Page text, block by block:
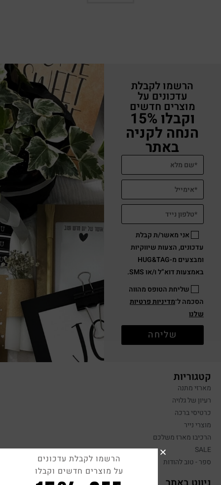
הרשמו לקבלת
עדכונים על
מוצרים חדשים
וקבלו 15%
הנחה לקניה
באתר
אני מאשר/ת קבלת
עדכונים, הצעות שיווקיות
ומבצעים מ-HUG&TAG
באמצעות דוא”ל ו/או SMS.
שליחת הטופס מהווה
הסכמה ל־מדיניות פרטיות
שלנו
שליחה
קטגוריות
מארזי מתנה
רעיון של גלויה
כרטיסי ברכה
מוצרי נייר
הרכיבו מארז משלכם
SALE
ספר - טוב להודות
הרשמו לקבלת עדכונים
על מוצרים חדשים וקבלו